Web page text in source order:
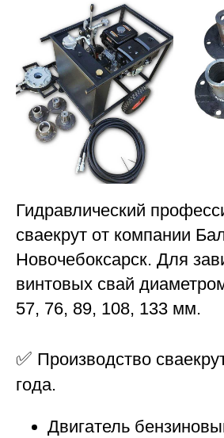
Гидравлический
сваекрут от компании
Новочебоксарск. Для
винтовых свай
57, 76, 89, 108, 133 мм.
✅ Производство
года.
Двигатель